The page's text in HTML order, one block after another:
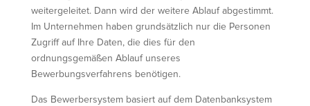
weitergeleitet. Dann wird der weitere Ablauf abgestimmt.
Im Unternehmen haben grundsätzlich nur die Personen
Zugriff auf Ihre Daten, die dies für den
ordnungsgemäßen Ablauf unseres
Bewerbungsverfahrens benötigen.
Das Bewerbersystem basiert auf dem Datenbanksystem